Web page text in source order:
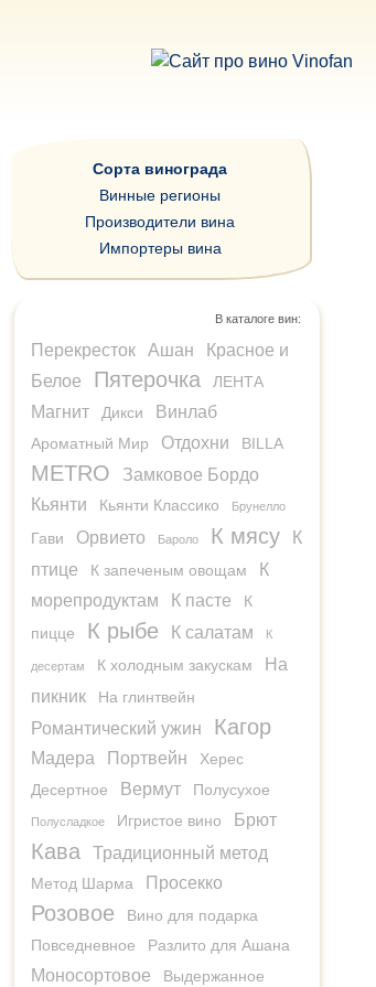
Сорта винограда
Винные регионы
Производители вина
Импортеры вина
В каталоге вин:
Перекресток Ашан
Красное и
Белое
Пятерочка ЛЕНТА
Магнит Дикси Винлаб
Ароматный Мир Отдохни BILLA
METRO
Замковое Бордо
Кьянти
Кьянти Классико Брунелло
Гави Орвието Бароло К мясу
К
птице
К запеченым овощам
К
морепродуктам
К пасте
К
пицце
К рыбе К салатам К
десертам К холодным закускам
На
пикник
На глинтвейн
Романтический ужин Кагор
Мадера Портвейн
Херес
Десертное
Вермут Полусухое
Полусладкое Игристое вино Брют
Кава Традиционный метод
Метод Шарма Просекко
Розовое
Вино для подарка
Повседневное
Разлито для Ашана
Моносортовое Выдержанное